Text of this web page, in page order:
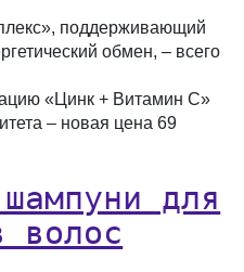
поддерживающий
обмен, – всего
«Цинк + Витамин С»
– новая цена69
для
волос